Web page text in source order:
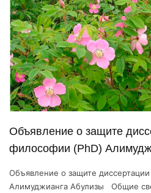
Объявление о защите
философии (PhD)
Объявление о защите
Алимуджианга Абулизы Общие